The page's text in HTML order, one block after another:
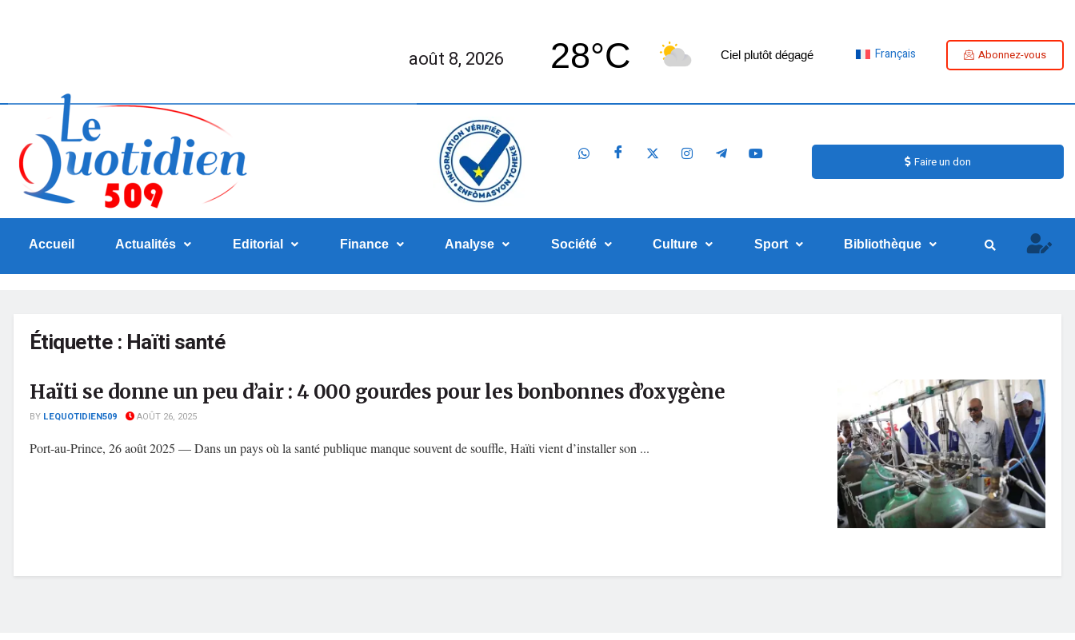
août 8, 2026 28°C Ciel plutôt dégagé Français Abonnez-vous
Faire un don
Accueil Actualités Editorial Finance Analyse Société Culture Sport Bibliothèque
Étiquette : Haïti santé
Haïti se donne un peu d’air : 4 000 gourdes pour les bonbonnes d’oxygène
BY LEQUOTIDIEN509 AOÛT 26, 2025
Port-au-Prince, 26 août 2025 — Dans un pays où la santé publique manque souvent de souffle, Haïti vient d’installer son ...